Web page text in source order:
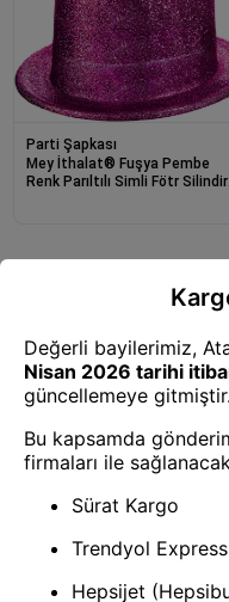
Parti Şapkası
Mey İthalat® Fuşya Pembe
Renk Parıltılı Simli Fötr Silindir